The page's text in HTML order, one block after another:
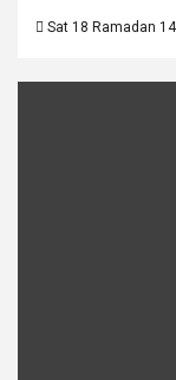
Sat 18 Ramadan